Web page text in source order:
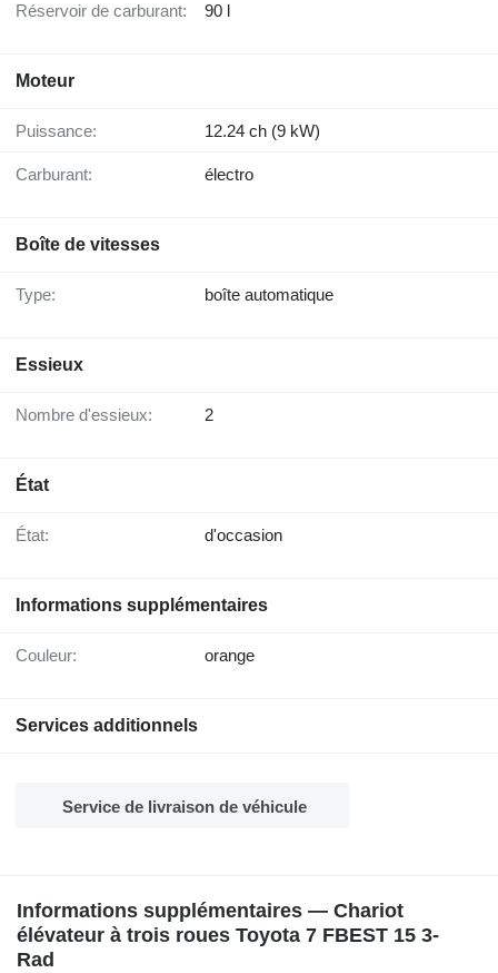
Réservoir de carburant: 90 l
Moteur
Puissance: 12.24 ch (9 kW)
Carburant: électro
Boîte de vitesses
Type: boîte automatique
Essieux
Nombre d'essieux: 2
État
État: d'occasion
Informations supplémentaires
Couleur: orange
Services additionnels
Service de livraison de véhicule
Informations supplémentaires — Chariot
élévateur à trois roues Toyota 7 FBEST 15 3-
Rad